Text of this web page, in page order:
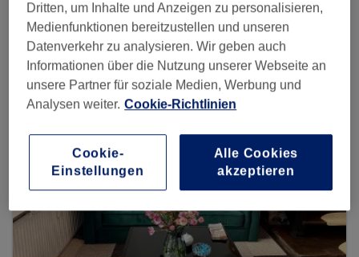
Dritten, um Inhalte und Anzeigen zu personalisieren,
Medienfunktionen bereitzustellen und unseren
Datenverkehr zu analysieren. Wir geben auch
Informationen über die Nutzung unserer Webseite an
unsere Partner für soziale Medien, Werbung und
Analysen weiter. Cookie-Richtlinien
Cookie-
Einstellungen
Alle Cookies
akzeptieren